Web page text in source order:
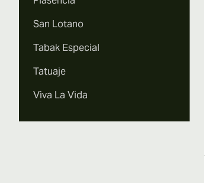
San Lotano
Tabak Especial
Tatuaje
Viva La Vida